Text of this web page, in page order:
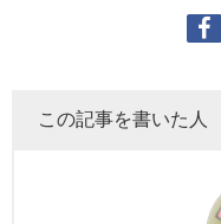
この記事を書いた人